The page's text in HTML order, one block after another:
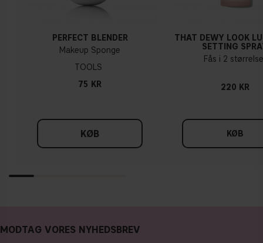
PERFECT BLENDER
Makeup Sponge
TOOLS
75 KR
KØB
THAT DEWY LOOK
SETTING
Fås i 2
220 KR
KØB
MODTAG VORES NYHEDSBREV